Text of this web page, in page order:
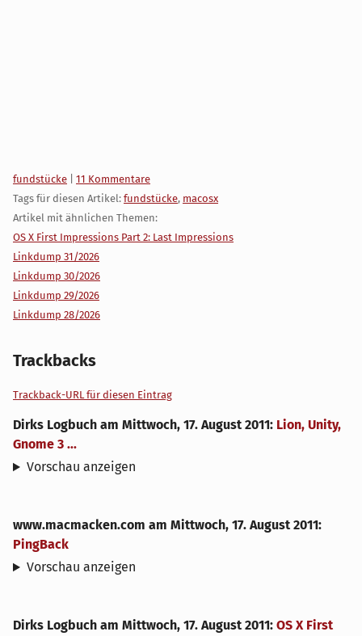
Kategorien:
fundstücke
11 Kommentare
Tags für diesen Artikel: fundstücke, macosx
Artikel mit ähnlichen Themen:
OS X First Impressions Part 2: Last Impressions
Linkdump 31/2026
Linkdump 30/2026
Linkdump 29/2026
Linkdump 28/2026
Trackbacks
Trackback-URL für diesen Eintrag
Dirks Logbuch am Mittwoch, 17. August 2011: Lion, Unity,
Gnome 3 ...
Vorschau anzeigen
www.macmacken.com am Mittwoch, 17. August 2011:
PingBack
Vorschau anzeigen
Dirks Logbuch am Mittwoch, 17. August 2011: OS X First